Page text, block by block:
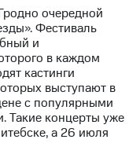
очередной
Фестиваль
и
в каждом
кастинги
выступают в
с популярными
Такие концерты уже
а 26 июля